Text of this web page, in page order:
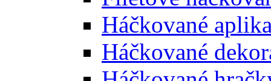
Háčkované
Háčkované